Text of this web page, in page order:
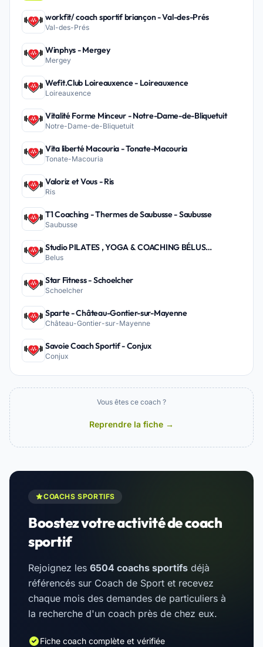
workfit/ coach sportif briançon - Val-des-Prés
Val-des-Prés
Winphys - Mergey
Mergey
Wefit.Club Loireauxence - Loireauxence
Loireauxence
Vitalité Forme Minceur - Notre-Dame-de-Bliquetuit
Notre-Dame-de-Bliquetuit
Vita liberté Macouria - Tonate-Macouria
Tonate-Macouria
Valoriz et Vous - Ris
Ris
T1 Coaching - Thermes de Saubusse - Saubusse
Saubusse
Studio PILATES , YOGA & COACHING BÉLUS
PEYREHORADE - Belus
Belus
Star Fitness - Schoelcher
Schoelcher
Sparte - Château-Gontier-sur-Mayenne
Château-Gontier-sur-Mayenne
Savoie Coach Sportif - Conjux
Conjux
Vous êtes ce coach ?
Reprendre la fiche →
COACHS SPORTIFS
Boostez votre activité de coach
sportif
Rejoignez les 6504 coachs sportifs déjà
référencés sur Coach de Sport et recevez
chaque mois des demandes de particuliers à
la recherche d'un coach près de chez eux.
Fiche coach complète et vérifiée